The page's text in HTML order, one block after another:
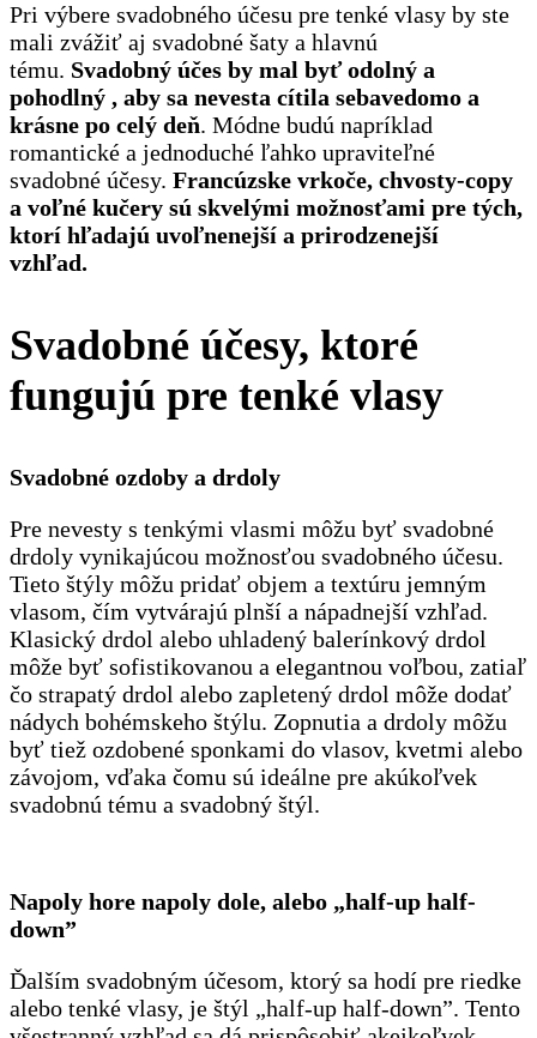
Pri výbere svadobného účesu pre tenké vlasy by ste
mali zvážiť aj svadobné šaty a hlavnú
tému. Svadobný účes by mal byť odolný a
pohodlný , aby sa nevesta cítila sebavedomo a
krásne po celý deň. Módne budú napríklad
romantické a jednoduché ľahko upraviteľné
svadobné účesy. Francúzske vrkoče, chvosty-copy
a voľné kučery sú skvelými možnosťami pre tých,
ktorí hľadajú uvoľnenejší a prirodzenejší
vzhľad.
Svadobné účesy, ktoré
fungujú pre tenké vlasy
Svadobné ozdoby a drdoly
Pre nevesty s tenkými vlasmi môžu byť svadobné
drdoly vynikajúcou možnosťou svadobného účesu.
Tieto štýly môžu pridať objem a textúru jemným
vlasom, čím vytvárajú plnší a nápadnejší vzhľad.
Klasický drdol alebo uhladený balerínkový drdol
môže byť sofistikovanou a elegantnou voľbou, zatiaľ
čo strapatý drdol alebo zapletený drdol môže dodať
nádych bohémskeho štýlu. Zopnutia a drdoly môžu
byť tiež ozdobené sponkami do vlasov, kvetmi alebo
závojom, vďaka čomu sú ideálne pre akúkoľvek
svadobnú tému a svadobný štýl.
Napoly hore napoly dole, alebo „half-up half-
down”
Ďalším svadobným účesom, ktorý sa hodí pre riedke
alebo tenké vlasy, je štýl „half-up half-down”. Tento